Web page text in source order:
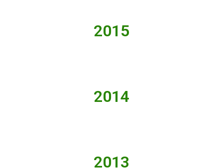
2015
2014
2013